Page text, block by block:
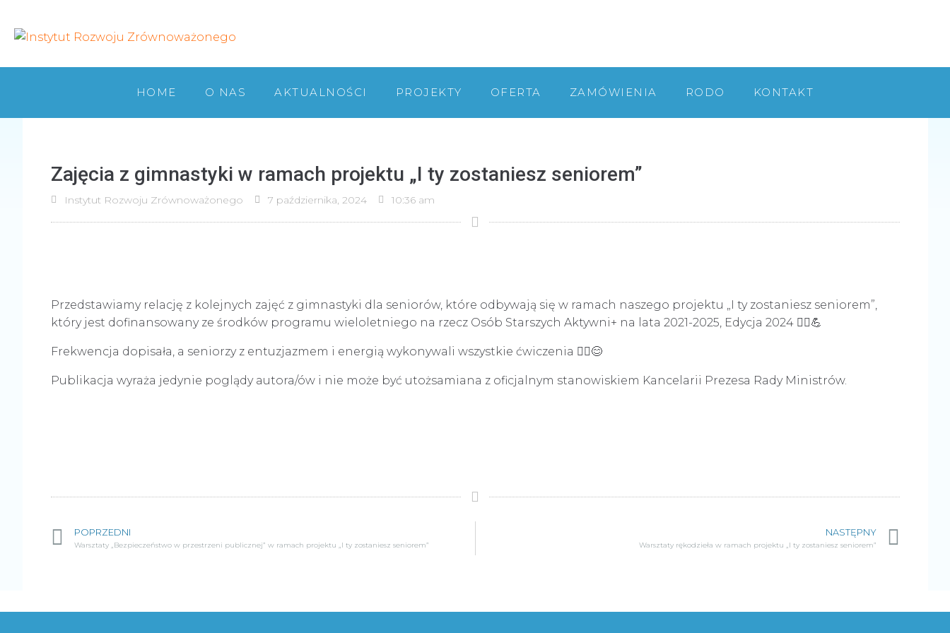
HOME O NAS AKTUALNOŚCI PROJEKTY OFERTA ZAMÓWIENIA RODO KONTAKT
Zajęcia z gimnastyki w ramach projektu „I ty zostaniesz seniorem”
Instytut Rozwoju Zrównoważonego 7 października, 2024 10:36 am
Przedstawiamy relację z kolejnych zajęć z gimnastyki dla seniorów, które odbywają się w ramach naszego projektu „I ty zostaniesz seniorem”,
który jest dofinansowany ze środków programu wieloletniego na rzecz Osób Starszych Aktywni+ na lata 2021-2025, Edycja 2024 🤸‍♂️💪
Frekwencja dopisała, a seniorzy z entuzjazmem i energią wykonywali wszystkie ćwiczenia 🧘‍♀️😊
Publikacja wyraża jedynie poglądy autora/ów i nie może być utożsamiana z oficjalnym stanowiskiem Kancelarii Prezesa Rady Ministrów.
POPRZEDNI
Warsztaty „Bezpieczeństwo w przestrzeni publicznej” w ramach projektu „I ty zostaniesz seniorem”
NASTĘPNY
Warsztaty rękodzieła w ramach projektu „I ty zostaniesz seniorem”